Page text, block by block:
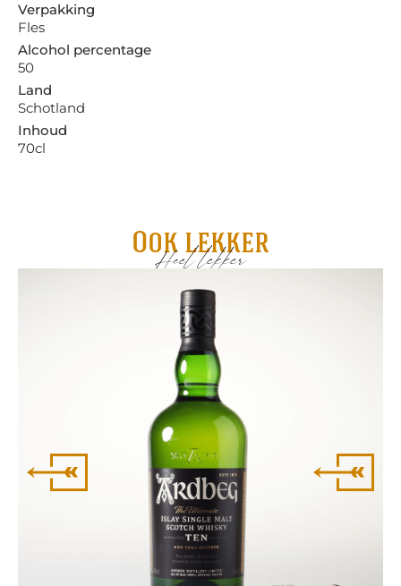
Verpakking
Fles
Alcohol percentage
50
Land
Schotland
Inhoud
70cl
Ook lekker
Heel lekker